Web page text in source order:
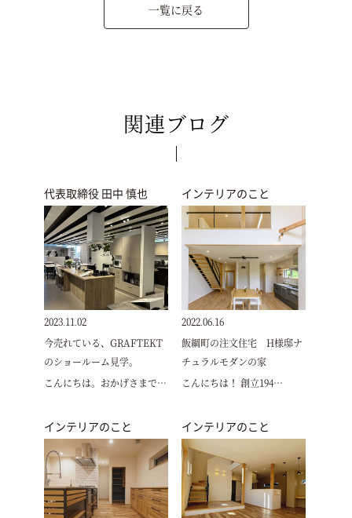
一覧に戻る
関連ブログ
代表取締役 田中 慎也
2023.11.02
今売れている、GRAFTEKT
のショールーム見学。
こんにちは。おかげさまで…
インテリアのこと
2022.06.16
飯綱町の注文住宅 H様邸ナ
チュラルモダンの家
こんにちは！ 創立194…
インテリアのこと インテリアのこと